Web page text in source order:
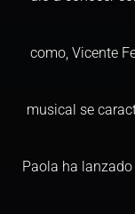
como, Vicente
musical se
Paola ha lanzado